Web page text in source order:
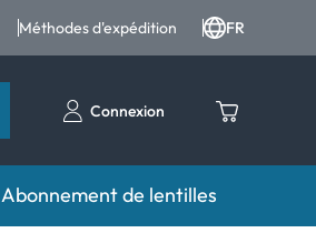
Méthodes d'expédition FR
Connexion
Abonnement de lentilles